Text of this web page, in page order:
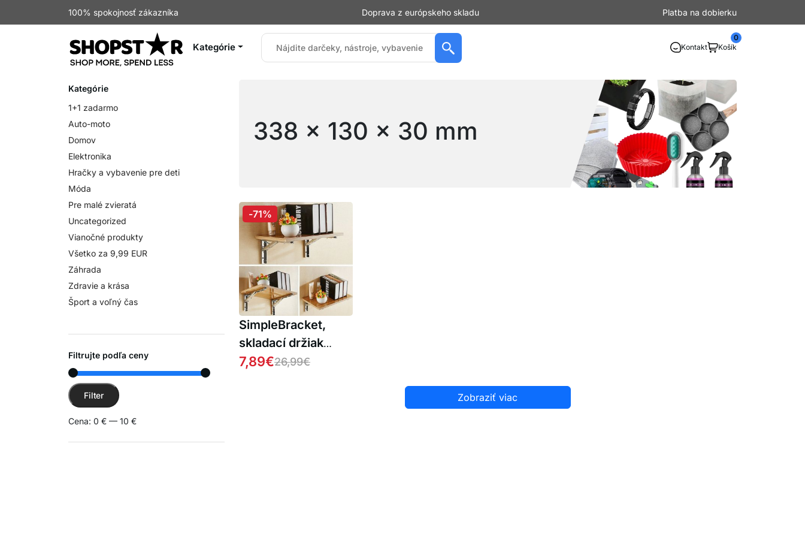
100% spokojnosť zákazníka Doprava z európskeho skladu Platba na dobierku
Kategórie Kontakt Košík
0
338 x 130 x 30 mm
SimpleBracket,
skladací držiak
nábytku (2 ks.)
7,89€26,99€
-71%
Zobraziť viac
Kategórie
1+1 zadarmo
Auto-moto
Domov
Elektronika
Hračky a vybavenie pre deti
Móda
Pre malé zvieratá
Uncategorized
Vianočné produkty
Všetko za 9,99 EUR
Záhrada
Zdravie a krása
Šport a voľný čas
Filtrujte podľa ceny
Minimálna cena
Maximálna cena
Filter
Cena: 0 € — 10 €